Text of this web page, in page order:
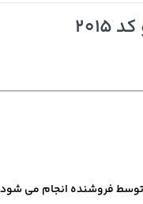
های لبنیو تزئینی
توسط فروشنده انجام می